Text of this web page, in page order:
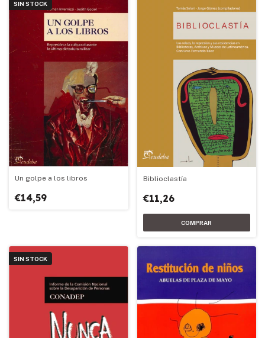
SIN STOCK
Un golpe a los libros
€14,59
Biblioclastía
€11,26
SIN STOCK